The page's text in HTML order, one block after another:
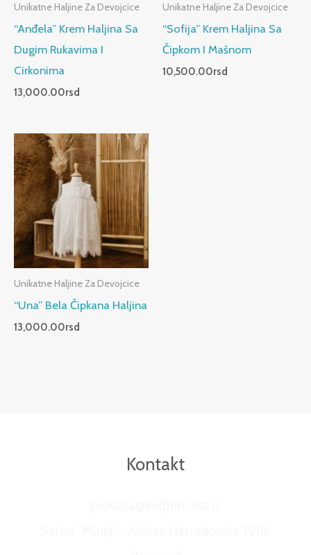
Unikatne Haljine Za Devojcice
“Anđela” Krem Haljina Sa
Dugim Rukavima I
Cirkonima
13,000.00rsd
Unikatne Haljine Za Devojcice
“Sofija” Krem Haljina Sa
Čipkom I Mašnom
10,500.00rsd
Unikatne Haljine Za Devojcice
“Una” Bela Čipkana Haljina
13,000.00rsd
Kontakt